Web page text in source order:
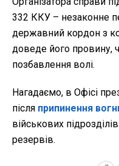
332 ККУ – незаконне
державний кордон з
доведе його провину,
позбавлення волі.
Нагадаємо, в Офісі
після припинення
військових
резервів.